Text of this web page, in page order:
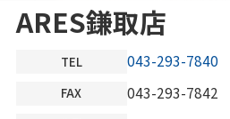
ARES鎌取店
TEL 043-293-7840
FAX 043-293-7842